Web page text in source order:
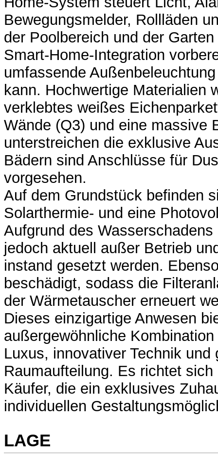
Bewegungsmelder, Rollläden
der Poolbereich und der
Smart-Home-Integration
umfassende
kann. Hochwertige Materialien
verklebtes weißes
Wände (Q3) und eine massive
unterstreichen die exklusive
Bädern sind Anschlüsse für
vorgesehen.
Auf dem Grundstück befinden
Solarthermie- und eine
Aufgrund des
jedoch aktuell außer Betrieb
instand gesetzt werden.
beschädigt, sodass die
der Wärmetauscher erneuert
Dieses einzigartige Anwesen
außergewöhnliche
Luxus, innovativer Technik und
Raumaufteilung. Es richtet
Käufer, die ein exklusives
individuellen
LAGE